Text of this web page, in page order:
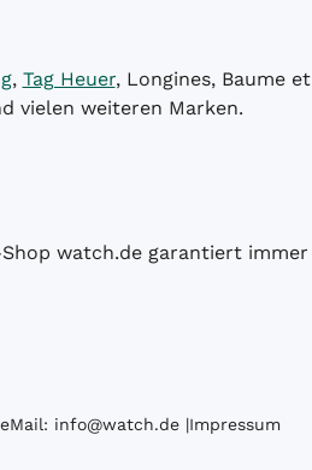
, Tag Heuer, Longines, Baume et
vielen weiteren Marken.
watch.de garantiert immer
info@watch.de|Impressum